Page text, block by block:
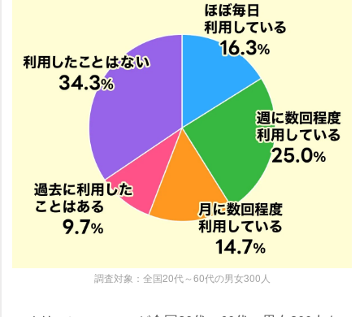
調査対象：全国20代～60代の男女300人